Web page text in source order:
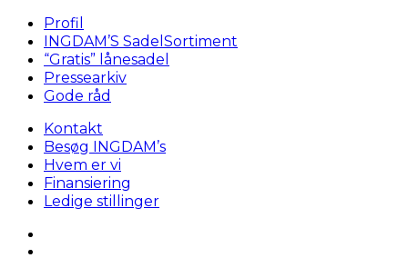
Profil
INGDAM’S SadelSortiment
“Gratis” lånesadel
Pressearkiv
Gode råd
Kontakt
Besøg INGDAM’s
Hvem er vi
Finansiering
Ledige stillinger